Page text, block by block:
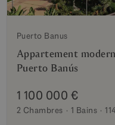
Puerto Banus
Appartement
Puerto Banús
1 100 000 €
2 Chambres 1 Bains